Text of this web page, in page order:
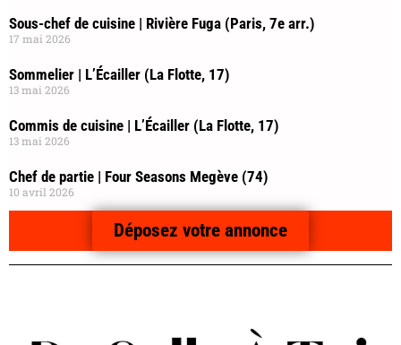
Sous-chef de cuisine | Rivière Fuga (Paris, 7e arr.)
17 mai 2026
Sommelier | L’Écailler (La Flotte, 17)
13 mai 2026
Commis de cuisine | L’Écailler (La Flotte, 17)
13 mai 2026
Chef de partie | Four Seasons Megève (74)
10 avril 2026
Déposez votre annonce